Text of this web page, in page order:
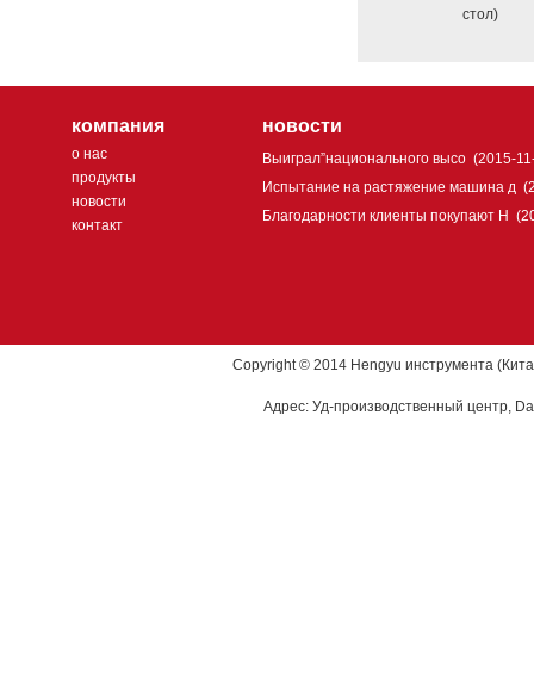
стол)
компания
о нас
продукты
новости
контакт
новости
Выиграл”национального высо (2015-
Испытание на растяжение машина д
Благодарности клиенты покупают H
Copyright © 2014 Hengyu инструмента
Адрес: Уд-производственный центр,